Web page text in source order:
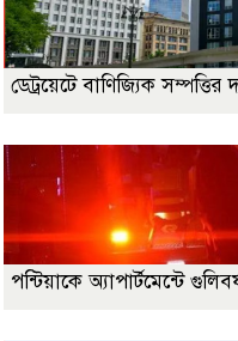
ডেট্রয়েটে বাণিজ্যিক
পন্টিয়াকে অ্যাপার্টমেন্টে